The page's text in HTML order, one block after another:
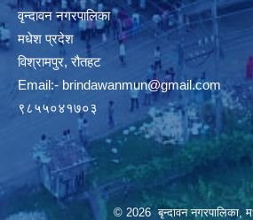
वृन्दावन नगरपालिका
मधेश प्रदेश
विश्रामपुर, रौतहट
Email:- brindawanmun@gmail.com
९८५५०४१७०३
© 2026 बृन्दावन नगरपालिका,